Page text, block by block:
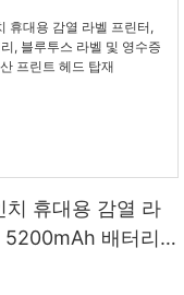
치 휴대용 감열 라
5200mAh 배터리,